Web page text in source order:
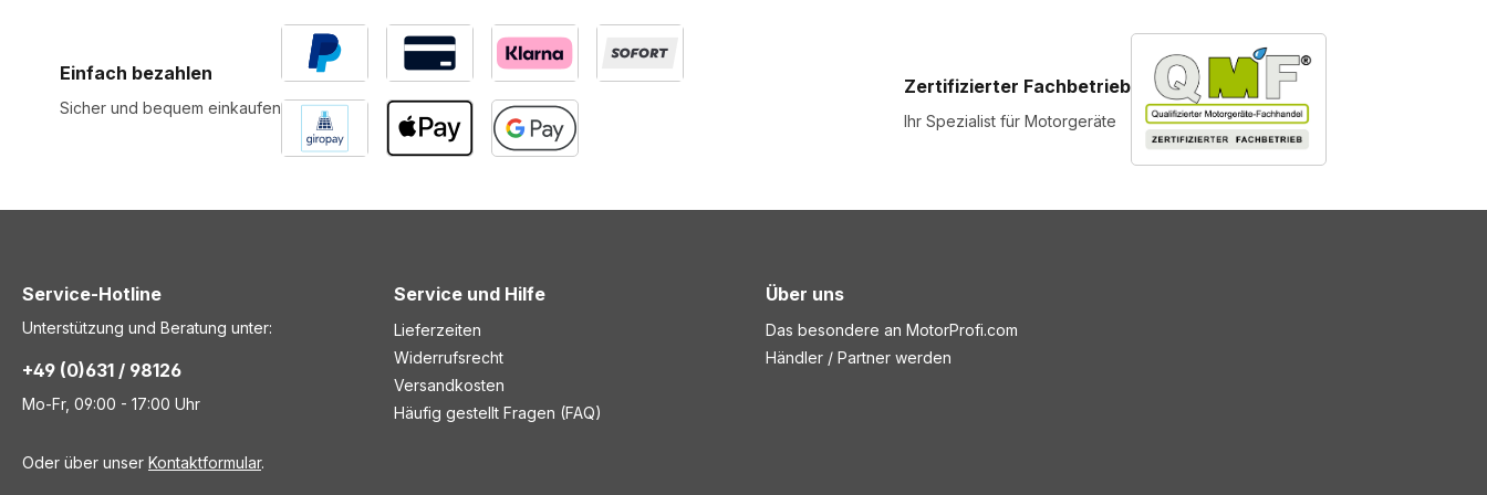
Einfach bezahlen
Sicher und bequem einkaufen
Zertifizierter Fachbetrieb
Ihr Spezialist für Motorgeräte
Service-Hotline
Unterstützung und Beratung unter:
+49 (0)631 / 98126
Mo-Fr, 09:00 - 17:00 Uhr
Oder über unser Kontaktformular.
Service und Hilfe
Lieferzeiten
Widerrufsrecht
Versandkosten
Häufig gestellt Fragen (FAQ)
Über uns
Das besondere an MotorProfi.com
Händler / Partner werden